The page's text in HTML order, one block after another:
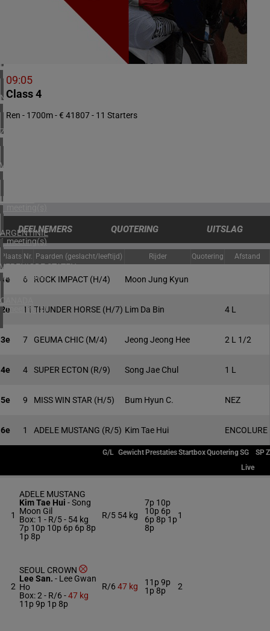
DENEMARKEN
1 meeting(s)
NOORWEGEN
1 meeting(s)
ZUID-AFRIKA
1 meeting(s)
VERENIGD KONINKRIJK
2 meeting(s)
IERLAND
1 meeting(s)
ARGENTINIË
1 meeting(s)
VERENIGDE STATEN
4 meeting(s)
CANADA
1 meeting(s)
09:05
Class 4
Ren - 1700m - € 41807 - 11 Starters
DEELNEMERS QUOTERING UITSLAG
Plaats Nr. Paarden (geslacht/leeftijd) Rijder Quotering Afstand
1e 6 ROCK IMPACT (H/4) Moon Jung Kyun
2e 11 THUNDER HORSE (H/7) Lim Da Bin 4 L
3e 7 GEUMA CHIC (M/4) Jeong Jeong Hee 2 L 1/2
4e 4 SUPER ECTON (R/9) Song Jae Chul 1 L
5e 9 MISS WIN STAR (H/5) Bum Hyun C. NEZ
6e 1 ADELE MUSTANG (R/5) Kim Tae Hui ENCOLURE
G/L Gewicht PrestatiesStartboxQuoteringSG SP
Live
1
ADELE MUSTANG
Kim Tae Hui -Song
Moon Gil
Box: 1 - R/5 - 54 kg
7p 10p 10p 6p 6p 8p
1p 8p
R/5 54 kg
7p 10p
10p 6p
6p 8p 1p
8p
1
2
SEOUL CROWN
Lee San. - Lee Gwan
Ho
Box: 2 - R/6 -47 kg
11p 9p 1p 8p
R/6 47 kg
11p 9p
1p 8p
2